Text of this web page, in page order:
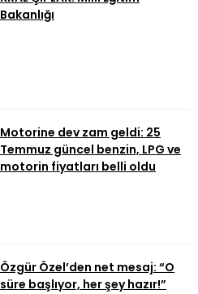
Bakanlığı
Motorine dev zam geldi: 25
Temmuz güncel benzin, LPG ve
motorin fiyatları belli oldu
Özgür Özel’den net mesaj: “O
süre başlıyor, her şey hazır!”